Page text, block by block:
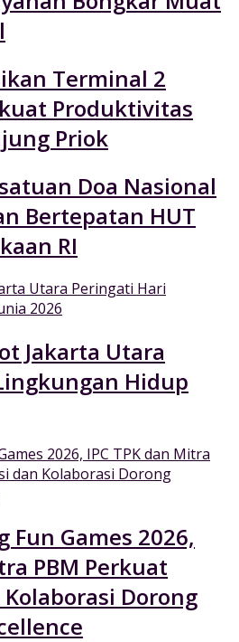
Terminal 2
Produktivitas
Priok
Doa Nasional
Bertepatan HUT
RI
Jakarta Utara
Hidup
Fun Games 2026,
PBM Perkuat
Dorong